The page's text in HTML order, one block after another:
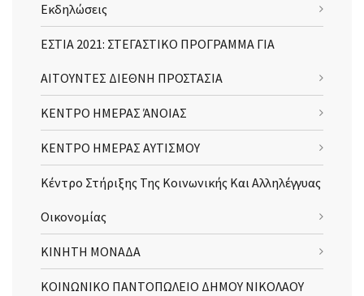
Εκδηλώσεις
ΕΣΤΙΑ 2021: ΣΤΕΓΑΣΤΙΚΟ ΠΡΟΓΡΑΜΜΑ ΓΙΑ
ΑΙΤΟΥΝΤΕΣ ΔΙΕΘΝΗ ΠΡΟΣΤΑΣΙΑ
ΚΕΝΤΡΟ ΗΜΕΡΑΣ ΆΝΟΙΑΣ
ΚΕΝΤΡΟ ΗΜΕΡΑΣ ΑΥΤΙΣΜΟΥ
Κέντρο Στήριξης Της Κοινωνικής Και Αλληλέγγυας
Οικονομίας
ΚΙΝΗΤΗ ΜΟΝΑΔΑ
ΚΟΙΝΩΝΙΚΟ ΠΑΝΤΟΠΩΛΕΙΟ ΔΗΜΟΥ ΝΙΚΟΛΑΟΥ